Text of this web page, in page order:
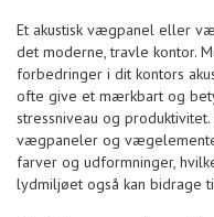
Et akustisk vægpanel eller
det moderne, travle kontor.
forbedringer i dit kontors
ofte give et mærkbart og
stressniveau og
vægpaneler og
farver og udformninger,
lydmiljøet også kan bidrage